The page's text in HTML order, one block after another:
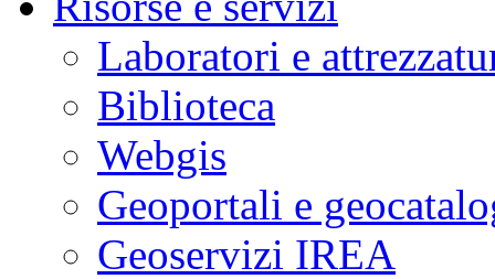
Laboratori e
Biblioteca
Webgis
Geoportali e
Geoservizi IREA